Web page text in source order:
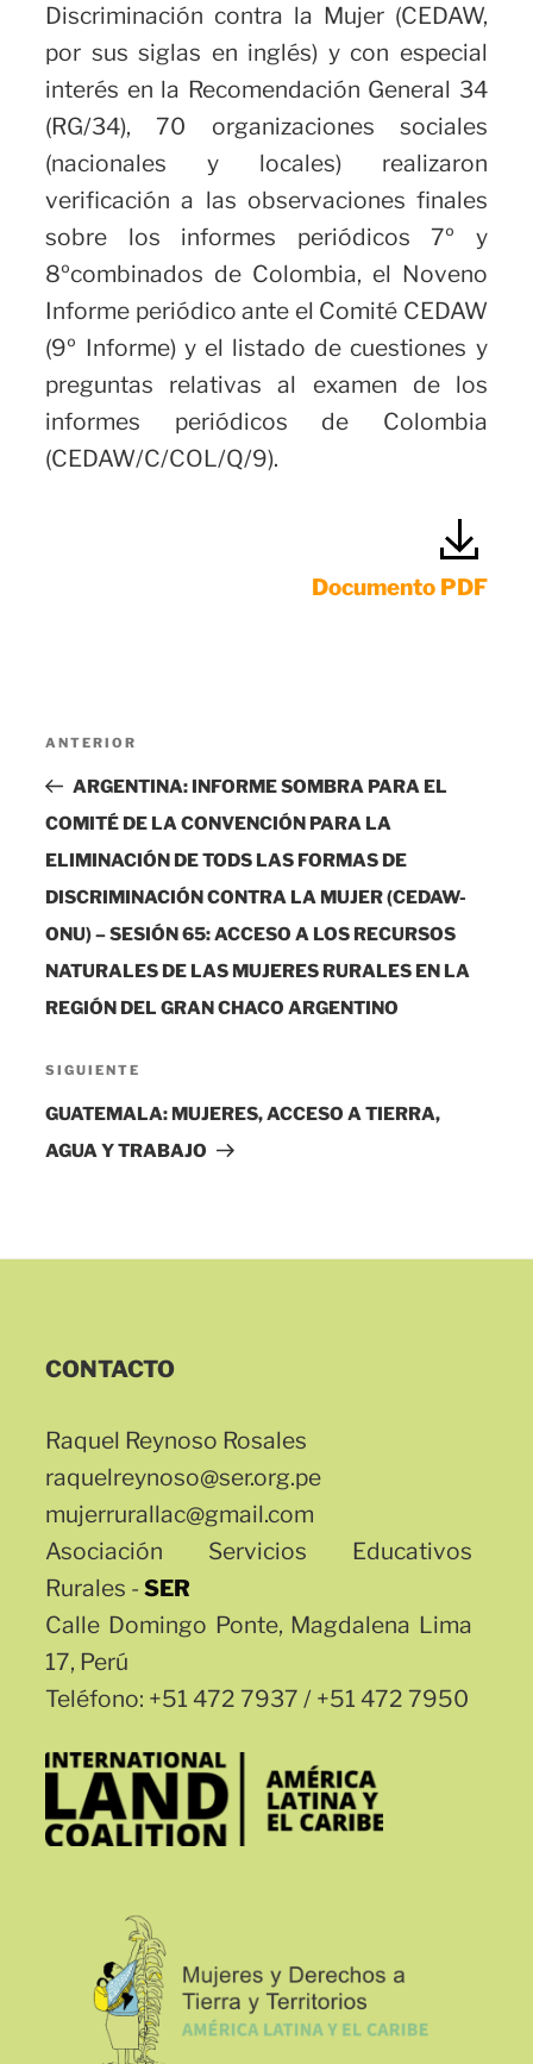
Discriminación contra la Mujer (CEDAW,
por sus siglas en inglés) y con especial
interés en la Recomendación General 34
(RG/34), 70 organizaciones sociales
(nacionales y locales) realizaron
verificación a las observaciones finales
sobre los informes periódicos 7º y
8ºcombinados de Colombia, el Noveno
Informe periódico ante el Comité CEDAW
(9º Informe) y el listado de cuestiones y
preguntas relativas al examen de los
informes periódicos de Colombia
(CEDAW/C/COL/Q/9).
Documento PDF
entradas
Entrada
anterior:
ANTERIOR
ARGENTINA: INFORME SOMBRA PARA EL
COMITÉ DE LA CONVENCIÓN PARA LA
ELIMINACIÓN DE TODS LAS FORMAS DE
DISCRIMINACIÓN CONTRA LA MUJER (CEDAW-
ONU) – SESIÓN 65: ACCESO A LOS RECURSOS
NATURALES DE LAS MUJERES RURALES EN LA
REGIÓN DEL GRAN CHACO ARGENTINO
Siguiente
entrada
SIGUIENTE
GUATEMALA: MUJERES, ACCESO A TIERRA,
AGUA Y TRABAJO
CONTACTO
Raquel Reynoso Rosales
raquelreynoso@ser.org.pe
mujerrurallac@gmail.com
Asociación Servicios Educativos
Rurales -SER
Calle Domingo Ponte, Magdalena Lima
17, Perú
Teléfono: +51 472 7937 / +51 472 7950